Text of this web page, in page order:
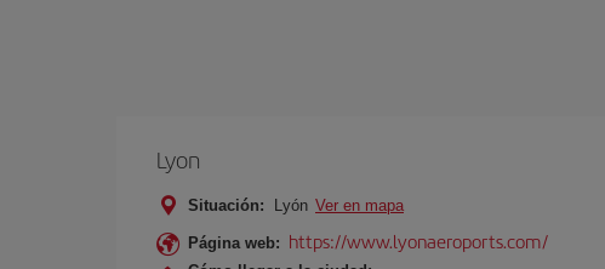
Lyon
Situación: Lyón Ver en mapa
Página web: https://www.lyonaeroports.com/